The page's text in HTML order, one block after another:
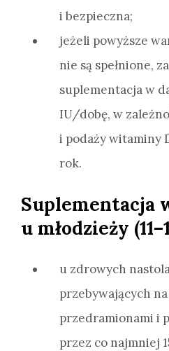
i bezpieczna;
jeżeli powyższe
nie są spełnione,
suplementacja w
IU/dobę, w
i podaży witaminy
rok.
Suplementacja
u młodzieży
u zdrowych
przebywających
przedramionami i
przez co najmniej